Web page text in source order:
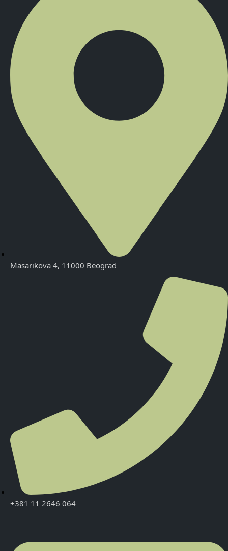
Masarikova 4, 11000 Beograd
+381 11 2646 064